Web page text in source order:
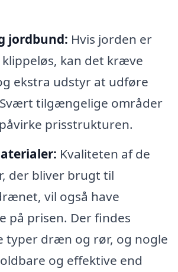
jordbund: Hvis jorden er
kan det kræve
ekstra udstyr at udføre
tilgængelige områder
prisstrukturen.
Kvaliteten af de
der bliver brugt til
vil også have
på prisen. Der findes
typer dræn og rør, og nogle
og effektive end